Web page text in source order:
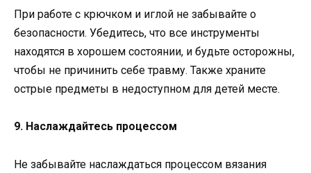
При работе с крючком и иглой не забывайте о
безопасности. Убедитесь, что все инструменты
находятся в хорошем состоянии, и будьте осторожны,
чтобы не причинить себе травму. Также храните
острые предметы в недоступном для детей месте.
9. Наслаждайтесь процессом
Не забывайте наслаждаться процессом вязания